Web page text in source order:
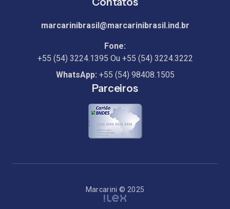
marcarinibrasil@marcarinibrasil.ind.br
Fone:
+55 (54) 3224.1395 Ou +55 (54) 3224.3222
WhatsApp: +55 (54) 98408.1505
Parceiros
Marcarini © 2025